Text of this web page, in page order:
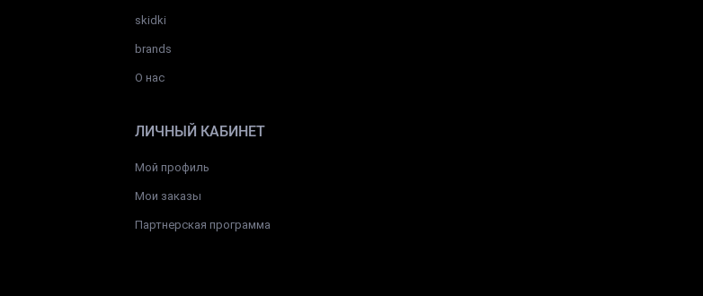
skidki
brands
О нас
ЛИЧНЫЙ КАБИНЕТ
Мой профиль
Мои заказы
Партнерская программа